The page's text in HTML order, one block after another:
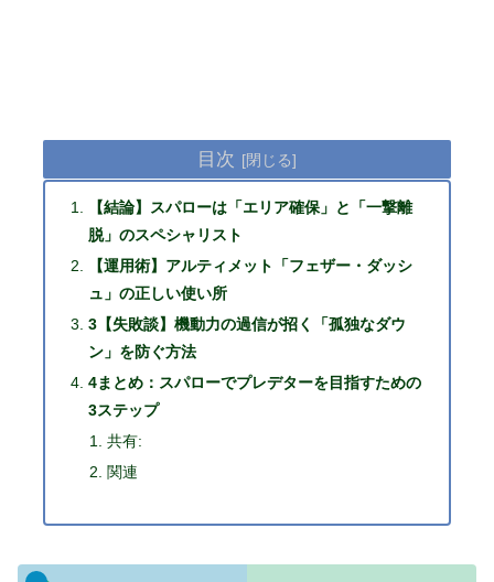
目次
【結論】スパローは「エリア確保」と「一撃離
脱」のスペシャリスト
【運用術】アルティメット「フェザー・ダッシ
ュ」の正しい使い所
3【失敗談】機動力の過信が招く「孤独なダウ
ン」を防ぐ方法
4まとめ：スパローでプレデターを目指すための
3ステップ
共有:
関連